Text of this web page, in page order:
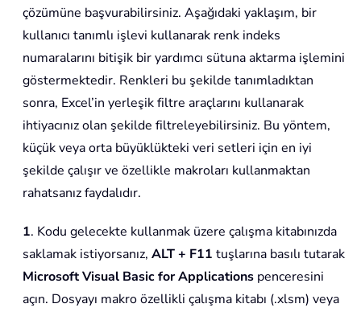
çözümüne başvurabilirsiniz. Aşağıdaki yaklaşım, bir
kullanıcı tanımlı işlevi kullanarak renk indeks
numaralarını bitişik bir yardımcı sütuna aktarma işlemini
göstermektedir. Renkleri bu şekilde tanımladıktan
sonra, Excel’in yerleşik filtre araçlarını kullanarak
ihtiyacınız olan şekilde filtreleyebilirsiniz. Bu yöntem,
küçük veya orta büyüklükteki veri setleri için en iyi
şekilde çalışır ve özellikle makroları kullanmaktan
rahatsanız faydalıdır.
1. Kodu gelecekte kullanmak üzere çalışma kitabınızda
saklamak istiyorsanız, ALT + F11 tuşlarına basılı tutarak
Microsoft Visual Basic for Applications penceresini
açın. Dosyayı makro özellikli çalışma kitabı (.xlsm) veya